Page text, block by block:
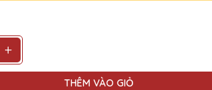
+
THÊM VÀO GIỎ